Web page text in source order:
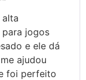
jogos
e ele dá
ajudou
foi perfeito